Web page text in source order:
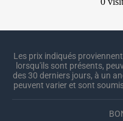
Les prix indiqués
lorsqu'ils sont présents,
des 30 derniers jours, à un
peuvent varier et sont